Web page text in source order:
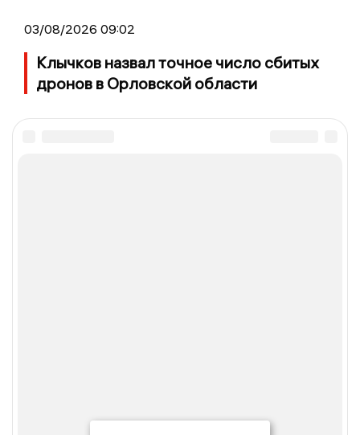
03/08/2026 09:02
Клычков назвал точное число сбитых
дронов в Орловской области